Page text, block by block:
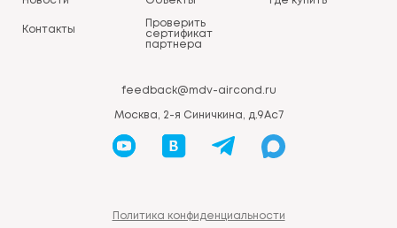
Контакты
Проверить
сертификат
партнера
feedback@mdv-aircond.ru
Москва, 2-я Синичкина, д.9Ас7
Политика конфиденциальности